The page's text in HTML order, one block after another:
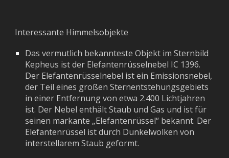
Interessante Himmelsobjekte
Das vermutlich bekannteste Objekt im Sternbild
Kepheus ist der Elefantenrüsselnebel IC 1396.
Der Elefantenrüsselnebel ist ein Emissionsnebel,
der Teil eines großen Sternentstehungsgebiets
in einer Entfernung von etwa 2.400 Lichtjahren
ist. Der Nebel enthält Staub und Gas und ist für
seinen markante „Elefantenrüssel“ bekannt. Der
Elefantenrüssel istdurch Dunkelwolken von
interstellarem Staub geformt.